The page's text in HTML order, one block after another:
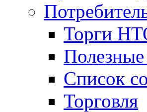
Торги
Список
Торговля